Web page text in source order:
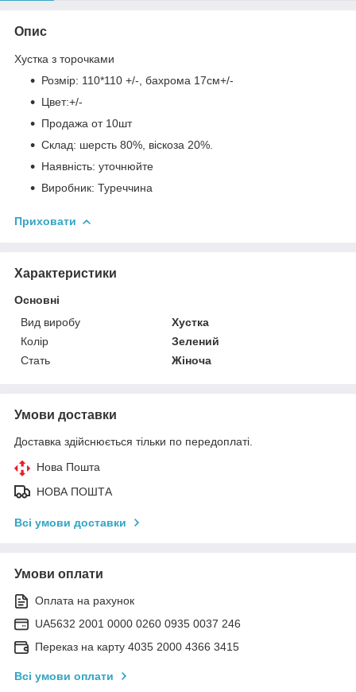
Опис
Хустка з торочками
Розмір: 110*110 +/-, бахрома 17см+/-
Цвет:+/-
Продажа от 10шт
Склад: шерсть 80%, віскоза 20%.
Наявність: уточнюйте
Виробник: Туреччина
Приховати
Характеристики
Основні
Вид виробу
Хустка
Колір
Зелений
Стать
Жіноча
Умови доставки
Доставка здійснюється тільки по передоплаті.
Нова Пошта
НОВА ПОШТА
Всі умови доставки
Умови оплати
Оплата на рахунок
UA5632 2001 0000 0260 0935 0037 246
Переказ на карту 4035 2000 4366 3415
Всі умови оплати